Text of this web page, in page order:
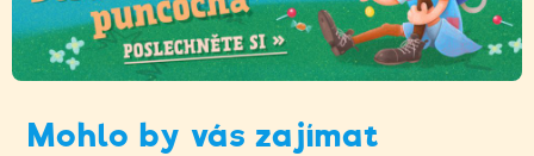
Mohlo by vás zajímat